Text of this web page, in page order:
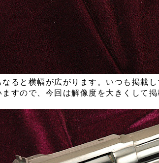
なると横幅が広がります。いつも掲載
すので、今回は解像度を大きくして掲